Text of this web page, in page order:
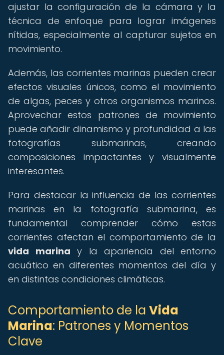
ajustar la configuración de la cámara y la
técnica de enfoque para lograr imágenes
nítidas, especialmente al capturar sujetos en
movimiento.
Además, las corrientes marinas pueden crear
efectos visuales únicos, como el movimiento
de algas, peces y otros organismos marinos.
Aprovechar estos patrones de movimiento
puede añadir dinamismo y profundidad a las
fotografías submarinas, creando
composiciones impactantes y visualmente
interesantes.
Para destacar la influencia de las corrientes
marinas en la fotografía submarina, es
fundamental comprender cómo estas
corrientes afectan el comportamiento de la
vida marina y la apariencia del entorno
acuático en diferentes momentos del día y
en distintas condiciones climáticas.
Comportamiento de la Vida
Marina: Patrones y Momentos
Clave